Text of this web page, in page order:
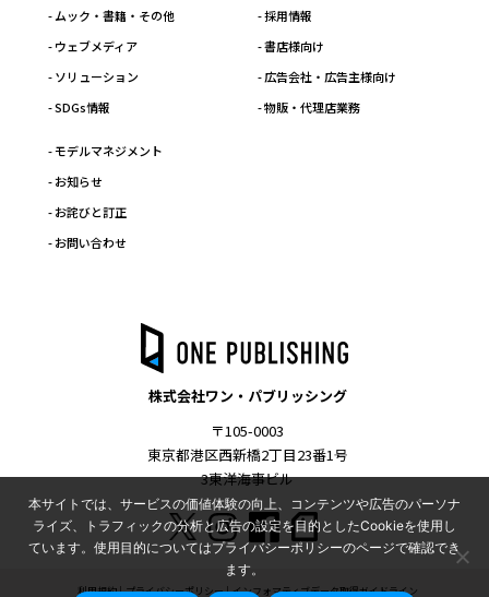
- ムック・書籍・その他
- ウェブメディア
- ソリューション
- SDGs情報
- 採用情報
- 書店様向け
- 広告会社・広告主様向け
- 物販・代理店業務
- モデルマネジメント
- お知らせ
- お詫びと訂正
- お問い合わせ
株式会社ワン・パブリッシング
〒105-0003
東京都港区西新橋2丁目23番1号
3東洋海事ビル
利用規約 プライバシーポリシー インフォマティブデータ取得ガイドライン
本サイトでは、サービスの価値体験の向上、コンテンツや広告のパーソナ
ライズ、トラフィックの分析と広告の設定を目的としたCookieを使用し
ています。使用目的についてはプライバシーポリシーのページで確認でき
ます。